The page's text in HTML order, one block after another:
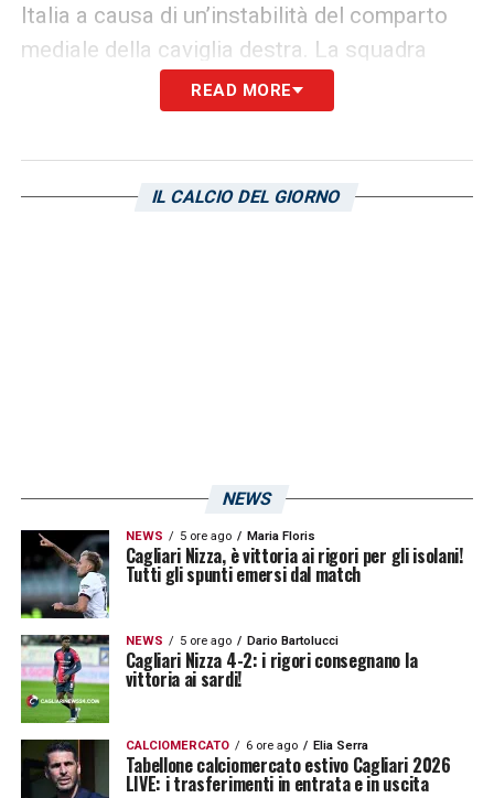
Italia a causa di un’instabilità del comparto
mediale della caviglia destra. La squadra
rossoblù si fionda dunque sul mercato e il
Claudio Ranieriaspetta il suo nuovo
isolana punta soprattutto a un attaccante
READ MORE
IL CALCIO DEL GIORNO
NEWS
NEWS 5 ore ago Maria Floris
Cagliari Nizza, è vittoria ai rigori per gli isolani!
Tutti gli spunti emersi dal match
NEWS 5 ore ago Dario Bartolucci
Cagliari Nizza 4-2: i rigori consegnano la
vittoria ai sardi!
CALCIOMERCATO 6 ore ago Elia Serra
Tabellone calciomercato estivo Cagliari 2026
LIVE: i trasferimenti in entrata e in uscita